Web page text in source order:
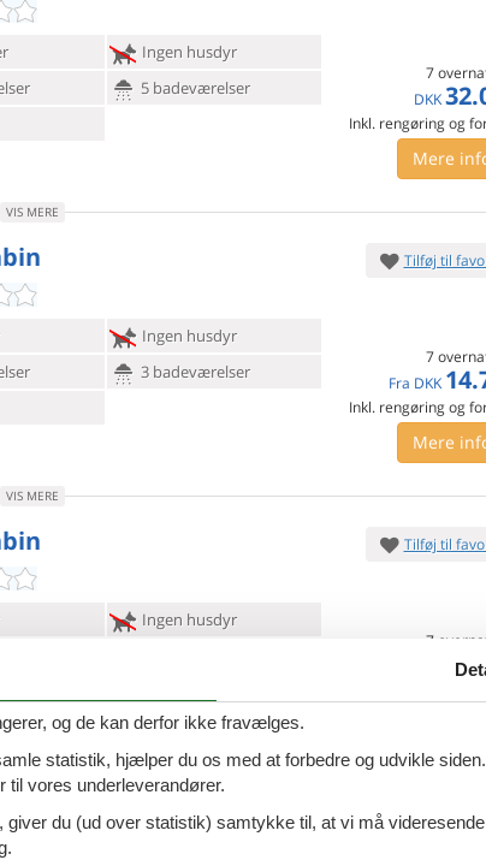
Ingen husdyr
5 badeværelser
7
DKK
Inkl. rengøring og
Mere
VIS MERE
Ingen husdyr
3 badeværelser
Tilføj til
7
Fra DKK
Inkl. rengøring og
Mere
VIS MERE
Ingen husdyr
Tilføj til
7
VIS MERE
Labin-Gondolici - 52220 -
Tilføj til
og de kan derfor ikke fravælges.
statistik, hjælper du os med at forbedre og udvikle
til vores underleverandører.
du (ud over statistik) samtykke til, at vi må